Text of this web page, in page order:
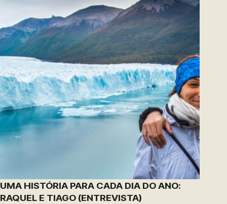
UMA HISTÓRIA PARA CADA DIA DO ANO:
RAQUEL E TIAGO (ENTREVISTA)